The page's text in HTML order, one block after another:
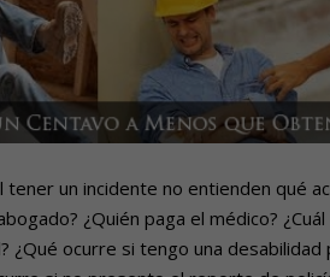
tener un incidente no entienden qué
¿Quién paga el médico?
¿Qué ocurre si tengo una